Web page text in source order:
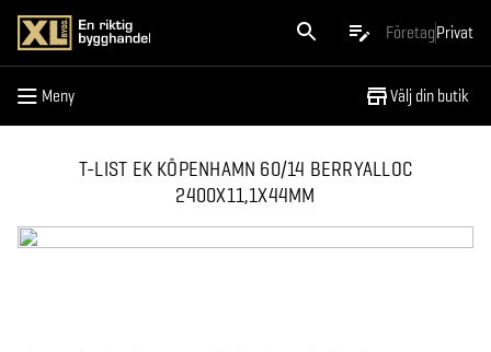
FöretagPrivat
Meny Välj din butik
Meny
T-LIST EK KÖPENHAMN 60/14 BERRYALLOC
2400X11,1X44MM